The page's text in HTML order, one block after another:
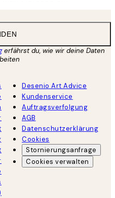
erfährst du, wie wir deine Daten
Desenio Art Advice
Kundenservice
Auftragsverfolgung
AGB
Datenschutzerklärung
Cookies
Stornierungsanfrage
Cookies verwalten